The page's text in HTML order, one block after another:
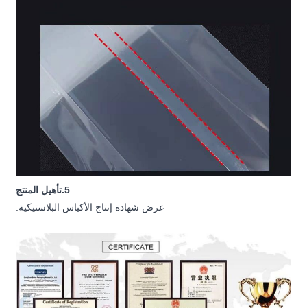
5.تأهيل المنتج
عرض شهادة إنتاج الأكياس البلاستيكية.